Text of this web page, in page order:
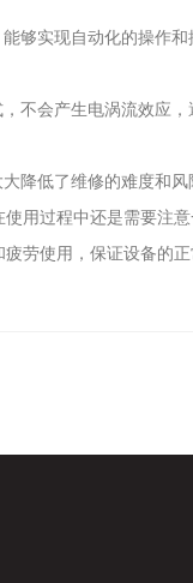
实现自动化的操作
会产生电涡流效应
低了维修的难度和风
过程中还是需要注
劳使用，保证设备的正